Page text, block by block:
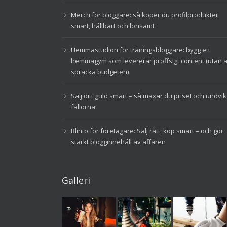
Merch för bloggare: så köper du profilprodukter
smart, hållbart och lönsamt
Hemmastudion för träningsbloggare: bygg ett
hemmagym som levererar proffsigt content (utan
spräcka budgeten)
Sälj ditt guld smart – så maxar du priset och
fällorna
Blinto för företagare: Sälj rätt, köp smart – och gör
starkt blogginnehåll av affären
Galleri